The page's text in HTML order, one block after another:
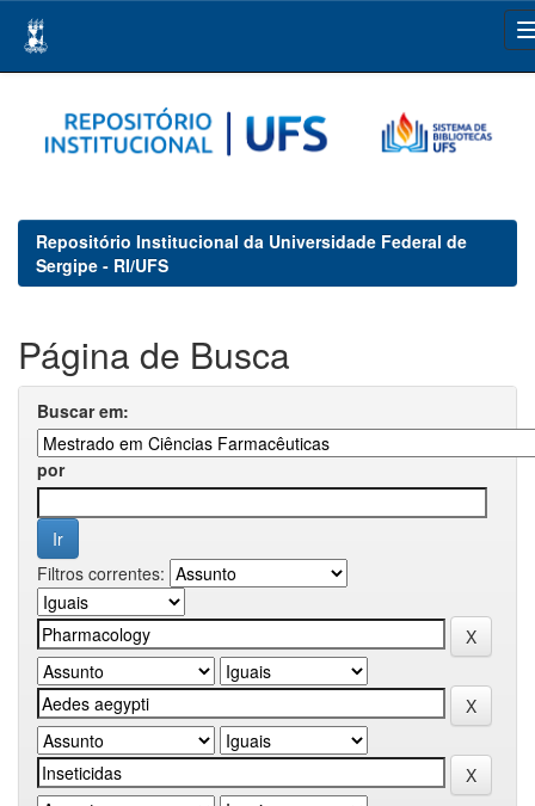
navigation
Repositório Institucional da Universidade Federal de
Sergipe - RI/UFS
Página de Busca
Buscar em:
por
Filtros correntes: